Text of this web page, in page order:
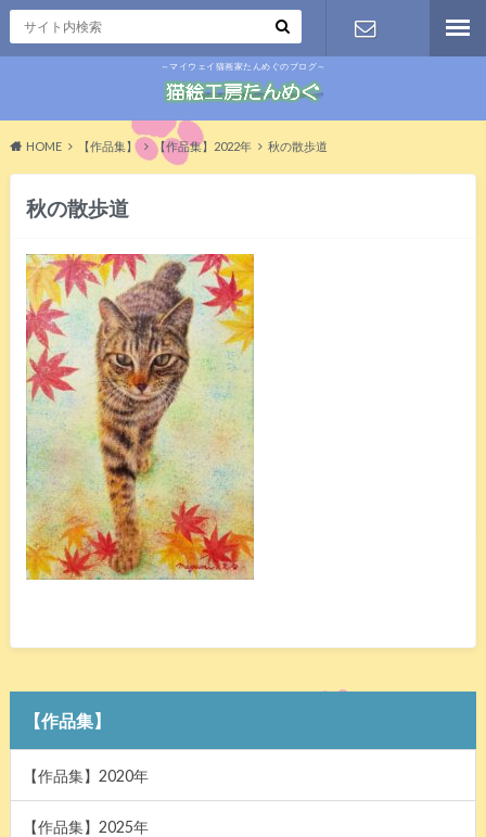
～マイウェイ猫画家たんめぐのブログ～
HOME 【作品集】 【作品集】2022年 秋の散歩道
秋の散歩道
【作品集】
【作品集】2020年
【作品集】2025年